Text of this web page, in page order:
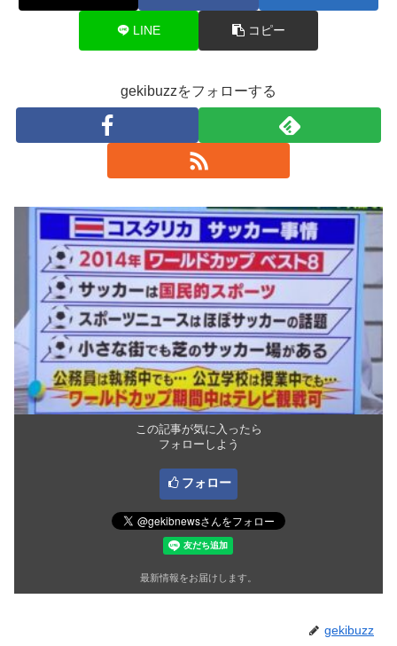
LINE コピー
gekibuzzをフォローする
この記事が気に入ったら
フォローしよう
フォロー
最新情報をお届けします。
gekibuzz